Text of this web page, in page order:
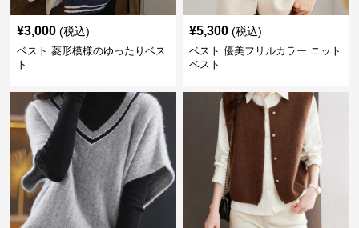
¥3,000 (税込)
ベスト 菱形模様のゆったりベス
ト
¥5,300 (税込)
ベスト 優美フリルカラー ニット
ベスト